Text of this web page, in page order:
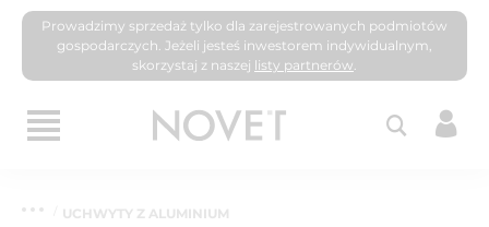
Prowadzimy sprzedaż tylko dla zarejestrowanych podmiotów
gospodarczych. Jeżeli jesteś inwestorem indywidualnym,
skorzystaj z naszej listy partnerów.
UCHWYTY Z ALUMINIUM